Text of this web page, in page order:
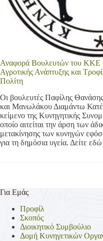
Αναφορά Βουλευτών του ΚΚΕ
Αγροτικής Ανάπτυξης και
Πολίτη
Οι βουλευτές Παφίλης
και Μανωλάκου Διαμάντω
κείμενο της Κυνηγητικής
οποίο αιτείται την άρση των
μετακίνησης των κυνηγών
για τη δημόσια υγεία. Δείτε
Για Εμάς
Προφίλ
Σκοπός
Διοικητικό Συμβούλιο
Δομή Κυνηγετικών